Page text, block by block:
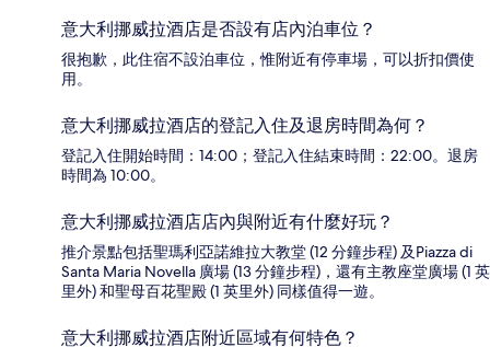
意大利挪威拉酒店是否設有店內泊車位？
很抱歉，此住宿不設泊車位，惟附近有停車場，可以折扣價使
用。
意大利挪威拉酒店的登記入住及退房時間為何？
登記入住開始時間：14:00；登記入住結束時間：22:00。退房
時間為 10:00。
意大利挪威拉酒店店內與附近有什麼好玩？
推介景點包括聖瑪利亞諾維拉大教堂 (12 分鐘步程) 及Piazza di
Santa Maria Novella 廣場 (13 分鐘步程)，還有主教座堂廣場 (1 英
里外) 和聖母百花聖殿 (1 英里外) 同樣值得一遊。
意大利挪威拉酒店附近區域有何特色？